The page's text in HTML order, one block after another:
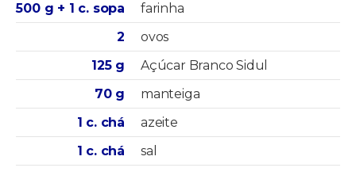
500 g + 1 c. sopa
farinha
2
ovos
125 g
Açúcar Branco Sidul
70 g
manteiga
1 c. chá
azeite
1 c. chá
sal